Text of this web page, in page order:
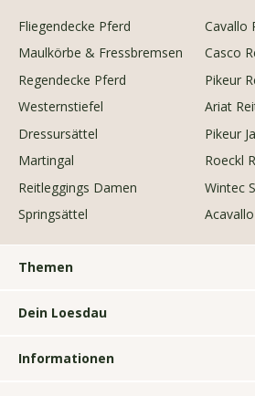
Fliegendecke Pferd
Maulkörbe & Fressbremsen
Regendecke Pferd
Westernstiefel
Dressursättel
Martingal
Reitleggings Damen
Springsättel
Cavallo
Casco
Pikeur
Ariat
Pikeur
Roeckl
Wintec
Themen
Geschenke für Reiter
Dein Loesdau
Informationen